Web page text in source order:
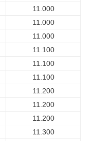
11.000
11.000
11.000
11.100
11.100
11.100
11.200
11.200
11.200
11.300